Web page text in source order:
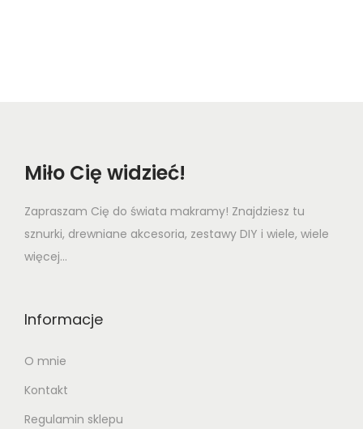
Miło Cię widzieć!
Zapraszam Cię do świata makramy! Znajdziesz tu
sznurki, drewniane akcesoria, zestawy DIY i wiele, wiele
więcej...
Informacje
O mnie
Kontakt
Regulamin sklepu